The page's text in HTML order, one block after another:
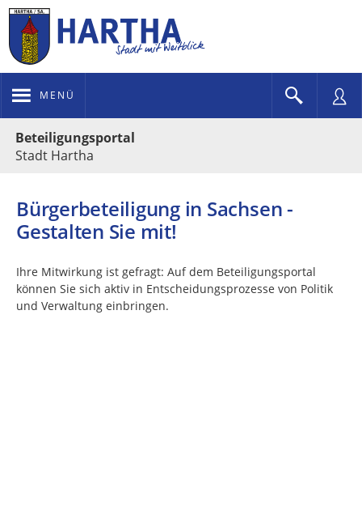
MENÜ
Beteiligungsportal
Stadt Hartha
Bürgerbeteiligung in Sachsen -
Gestalten Sie mit!
Ihre Mitwirkung ist gefragt: Auf dem Beteiligungsportal
können Sie sich aktiv in Entscheidungsprozesse von Politik
und Verwaltung einbringen.